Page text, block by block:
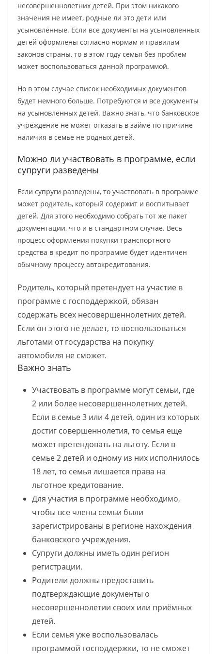
несовершеннолетних детей. При этом никакого
значения не имеет, родные ли это дети или
усыновлённые. Если все документы на усыновленных
детей оформлены согласно нормам и правилам
законов страны, то в этом году семья без проблем
может воспользоваться данной программой.
Но в этом случае список необходимых документов
будет немного больше. Потребуются и все документы
на усыновлённых детей. Важно знать, что банковское
учреждение не может отказать в займе по причине
наличия в семье не родных детей.
Можно ли участвовать в программе, если
супруги разведены
Если супруги разведены, то участвовать в программе
может родитель, который содержит и воспитывает
детей. Для этого необходимо собрать тот же пакет
документации, что и в стандартном случае. Весь
процесс оформления покупки транспортного
средства в кредит по программе будет идентичен
обычному процессу автокредитования.
Родитель, который претендует на участие в
программе с господдержкой, обязан
содержать всех несовершеннолетних детей.
Если он этого не делает, то воспользоваться
льготами от государства на покупку
автомобиля не сможет.
Важно знать
Участвовать в программе могут семьи, где
2 или более несовершеннолетних детей.
Если в семье 3 или 4 детей, один из которых
достиг совершеннолетия, то семья еще
может претендовать на льготу. Если в
семье 2 детей и одному из них исполнилось
18 лет, то семья лишается права на
льготное кредитование.
Для участия в программе необходимо,
чтобы все члены семьи были
зарегистрированы в регионе нахождения
банковского учреждения.
Супруги должны иметь один регион
регистрации.
Родители должны предоставить
подтверждающие документы о
несовершеннолетии своих или приёмных
детей.
Если семья уже воспользовалась
программой господдержки, то не сможет